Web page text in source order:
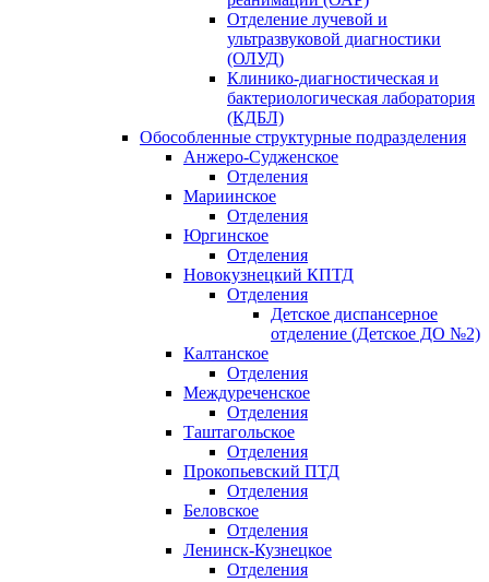
Отделение лучевой и
ультразвуковой диагностики
(ОЛУД)
Клинико-диагностическая и
бактериологическая лаборатория
(КДБЛ)
Обособленные структурные подразделения
Анжеро-Судженское
Отделения
Мариинское
Отделения
Юргинское
Отделения
Новокузнецкий КПТД
Отделения
Детское диспансерное
отделение (Детское ДО №2)
Калтанское
Отделения
Междуреченское
Отделения
Таштагольское
Отделения
Прокопьевский ПТД
Отделения
Беловское
Отделения
Ленинск-Кузнецкое
Отделения